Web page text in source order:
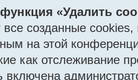
«Удалить
созданные
на этой
как отслеживание
включена